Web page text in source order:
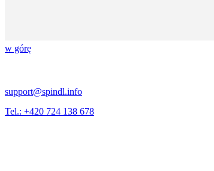
w górę
support@spindl.info
Tel.: +420 724 138 678